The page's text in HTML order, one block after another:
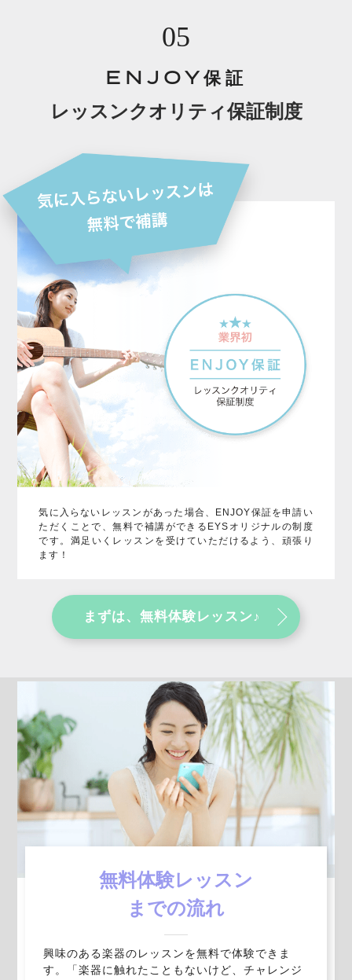
05
ENJOY保証
レッスンクオリティ保証制度
気に入らないレッスンがあった場合、ENJOY保証を申請い
ただくことで、無料で補講ができるEYSオリジナルの制度
です。満足いくレッスンを受けていただけるよう、頑張り
ます！
まずは、無料体験レッスン♪
無料体験レッスン
までの流れ
興味のある楽器のレッスンを無料で体験できま
す。「楽器に触れたこともないけど、チャレンジ